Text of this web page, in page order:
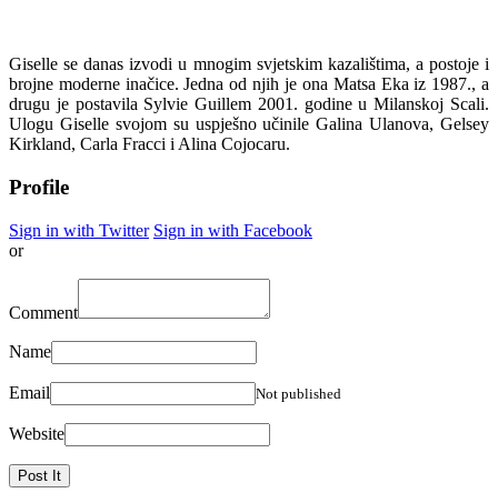
Giselle se danas izvodi u mnogim svjetskim kazalištima, a postoje i
brojne moderne inačice. Jedna od njih je ona Matsa Eka iz 1987., a
drugu je postavila Sylvie Guillem 2001. godine u Milanskoj Scali.
Ulogu Giselle svojom su uspješno učinile Galina Ulanova, Gelsey
Kirkland, Carla Fracci i Alina Cojocaru.
Profile
Sign in with Twitter Sign in with Facebook
or
Comment
Name
Email Not published
Website